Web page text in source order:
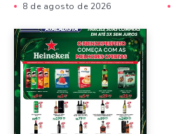
8 de agosto de 2026